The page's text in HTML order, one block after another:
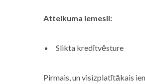
Atteikuma iemesli:
Slikta kredītvēsture
Pirmais, un visizplatītākais